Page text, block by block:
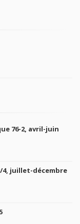
76-2, avril-juin
juillet-décembre